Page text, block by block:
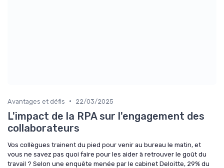
Avantages et défis • 22/03/2025
L'impact de la RPA sur l'engagement des
collaborateurs
Vos collègues trainent du pied pour venir au bureau le matin, et
vous ne savez pas quoi faire pour les aider à retrouver le goût du
travail ? Selon une enquête menée par le cabinet Deloitte, 29% du